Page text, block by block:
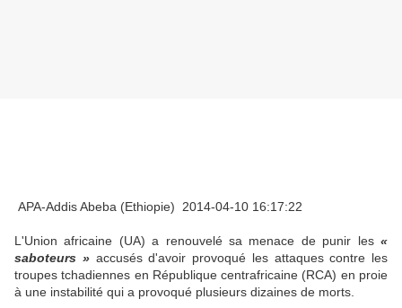
APA-Addis Abeba (Ethiopie) 2014-04-10 16:17:22
L'Union africaine (UA) a renouvelé sa menace de punir les «
saboteurs »accusés d'avoir provoqué les attaques contre les
troupes tchadiennes en République centrafricaine (RCA) en proie
à une instabilité qui a provoqué plusieurs dizaines de morts.